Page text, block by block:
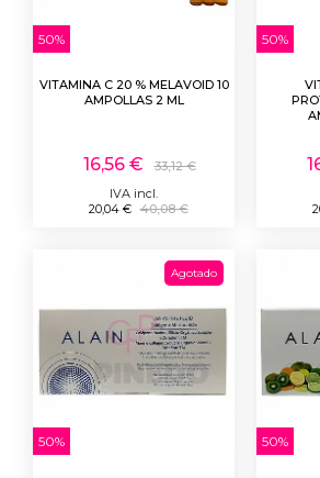
50%
VITAMINA C 20 % MELAVOID 10
AMPOLLAS 2 ML
16,56 €
33,12 €
IVA incl.
20,04 € 40,08 €
50%
50%
Agotado
50%